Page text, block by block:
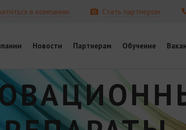
в компанию Стать партнером
Новости Партнерам Обучение